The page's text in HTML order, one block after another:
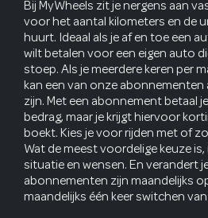
Bij MyWheels zit je nergens aan
voor het aantal kilometers en de
huurt. Ideaal als je af en toe een
wilt betalen voor een eigen auto
stoep. Als je meerdere keren per
kan een van onze
zijn. Met een abonnement betaal
bedrag, maar je krijgt hiervoor
boekt. Kies je voor rijden met of
Wat de meest voordelige keuze is,
situatie en wensen. En verandert
abonnementen zijn maandelijks
maandelijks één keer switchen